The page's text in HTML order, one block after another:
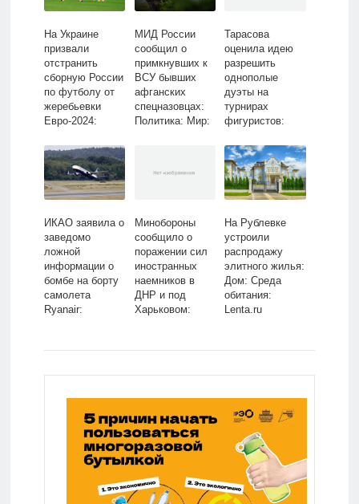
На Украине
призвали
отстранить
сборную России
по футболу от
жеребьевки
Евро-2024:
Lenta.ru
МИД России
сообщил о
примкнувших к
ВСУ бывших
афганских
спецназовцах:
Политика: Мир:
Тарасова
оценила идею
разрешить
однополые
дуэты на
турнирах
фигуристов:
Спорт: Lenta.ru
ИКАО заявила о
заведомо
ложной
информации о
бомбе на борту
самолета
Ryanair:
Минобороны
сообщило о
поражении сил
иностранных
наемников в
ДНР и под
Харьковом:
На Рублевке
устроили
распродажу
элитного жилья:
Дом: Среда
обитания:
Lenta.ru